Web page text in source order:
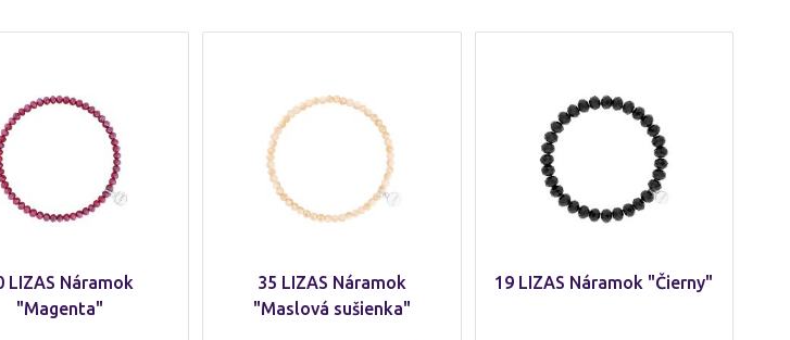
LIZAS Náramok
"Magenta"
35 LIZAS Náramok
"Maslová sušienka"
19 LIZAS Náramok "Čierny"